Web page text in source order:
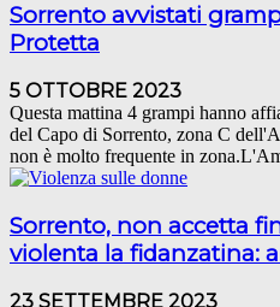
Sorrento avvistati
Protetta
5 OTTOBRE 2023
Questa mattina 4 grampi hanno
del Capo di Sorrento, zona C
non è molto frequente in
Sorrento, non accetta
violenta la fidanzatina:
23 SETTEMBRE 2023